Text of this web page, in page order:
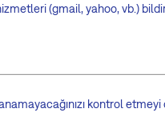
(gmail, yahoo, vb.)
kontrol etmeyi